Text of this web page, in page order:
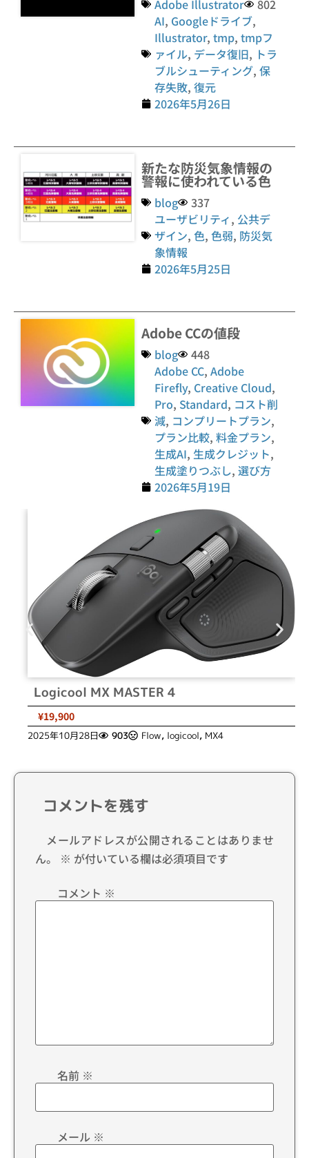
Adobe Illustrator
802
AI, Googleドライブ,
Illustrator,tmp,tmpフ
ァイル, データ復旧, トラ
ブルシューティング,保
存失敗,復元
2026年5月26日
新たな防災気象情報の
警報に使われている色
blog
337
ユーザビリティ, 公共デ
ザイン,色,色弱, 防災気
象情報
2026年5月25日
Adobe CCの値段
blog
448
Adobe CC,Adobe
Firefly, Creative Cloud,
Pro, Standard, コスト削
減, コンプリートプラン,
プラン比較,料金プラン,
生成AI, 生成クレジット,
生成塗りつぶし,選び方
2026年5月19日
Logicool MX MASTER 4
¥19,900
2025年10月28日 903 Flow, logicool, MX4
コメントを残す
メールアドレスが公開されることはありませ
ん。
※ が付いている欄は必須項目です
コメント ※
名前 ※
メール ※